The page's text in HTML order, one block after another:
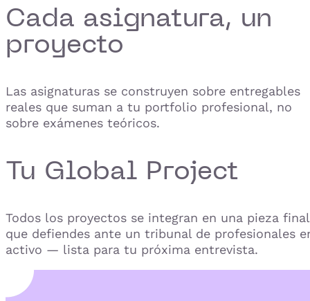
Cada asignatura, un
proyecto
Las asignaturas se construyen sobre entregables
reales que suman a tu portfolio profesional, no
sobre exámenes teóricos.
Tu Global Project
Todos los proyectos se integran en una pieza final
que defiendes ante un tribunal de profesionales
activo — lista para tu próxima entrevista.